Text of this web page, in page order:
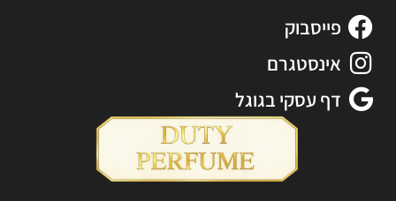
פייסבוק
אינסטגרם
דף עסקי בגוגל